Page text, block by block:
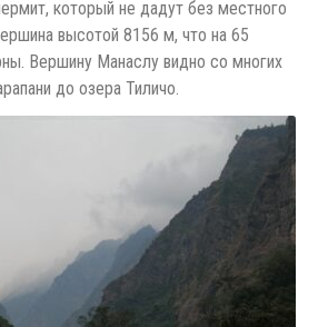
который не дадут без местного
высотой 8156 м, что на 65
Вершину Манаслу видно со многих
до озера Тиличо.